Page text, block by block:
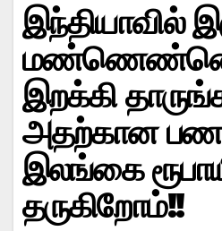
இந்தியாவில்
இறக்கி
அதற்கான
இலங்கை
தருகிறோம்!!